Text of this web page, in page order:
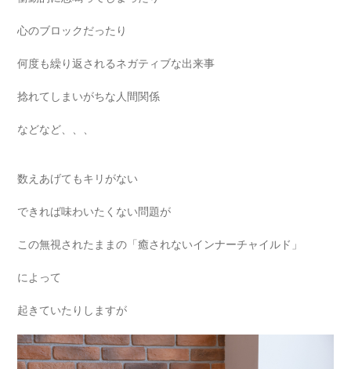
心のブロックだったり
何度も繰り返されるネガティブな出来事
捻れてしまいがちな人間関係
などなど、、、
数えあげてもキリがない
できれば味わいたくない問題が
この無視されたままの「癒されないインナーチャイルド」
によって
起きていたりしますが